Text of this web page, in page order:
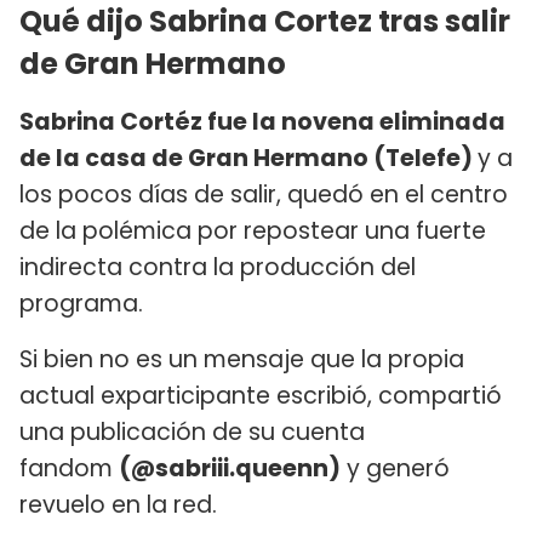
Qué dijo Sabrina Cortez tras salir
de Gran Hermano
Sabrina Cortéz fue la novena eliminada
de la casa de Gran Hermano (Telefe)y a
los pocos días de salir, quedó en el centro
de la polémica por repostear una fuerte
indirecta contra la producción del
programa.
Si bien no es un mensaje que la propia
actual exparticipante escribió, compartió
una publicación de su cuenta
fandom (@sabriii.queenn) y generó
revuelo en la red.